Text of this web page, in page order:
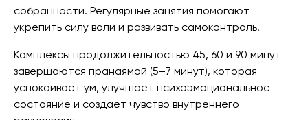
собранности. Регулярные занятия помогают
укрепить силу воли и развивать самоконтроль.
Комплексы продолжительностью 45, 60 и 90 минут
завершаются пранаямой (5–7 минут), которая
успокаивает ум, улучшает психоэмоциональное
состояние и создаёт чувство внутреннего